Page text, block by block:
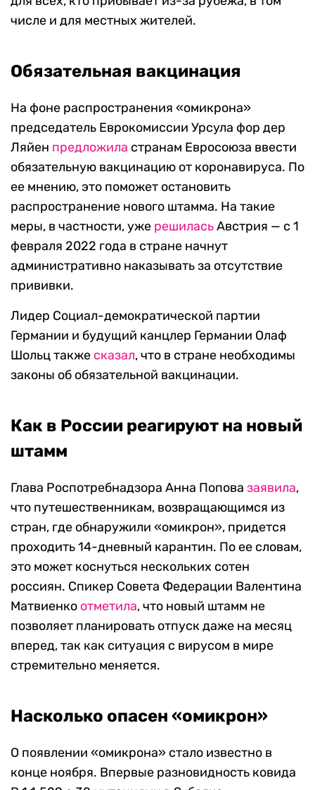
числе и для местных жителей.
Обязательная вакцинация
На фоне распространения «омикрона»
председатель Еврокомиссии Урсула фор дер
Ляйен предложила странам Евросоюза ввести
обязательную вакцинацию от коронавируса. По
ее мнению, это поможет остановить
распространение нового штамма. На такие
меры, в частности, уже решиласьАвстрия — с 1
февраля 2022 года в стране начнут
административно наказывать за отсутствие
прививки.
Лидер Социал-демократической партии
Германии и будущий канцлер Германии Олаф
Шольц также сказал, что в стране необходимы
законы об обязательной вакцинации.
Как в России реагируют на новый
штамм
Глава Роспотребнадзора Анна Попова заявила,
что путешественникам, возвращающимся из
стран, где обнаружили «омикрон», придется
проходить 14-дневный карантин. По ее словам,
это может коснуться нескольких сотен
россиян. Спикер Совета Федерации Валентина
Матвиенко отметила, что новый штамм не
позволяет планировать отпуск даже на месяц
вперед, так как ситуация с вирусом в мире
стремительно меняется.
Насколько опасен «омикрон»
О появлении «омикрона» стало известно в
конце ноября. Впервые разновидность ковида